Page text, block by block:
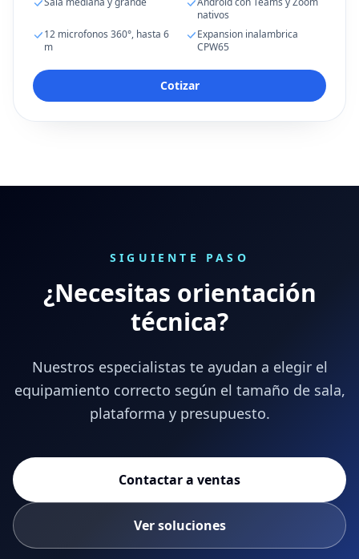
nativos
12 microfonos 360°, hasta 6
m
Expansion inalambrica
CPW65
Cotizar
SIGUIENTE PASO
¿Necesitas orientación
técnica?
Nuestros especialistas te ayudan a elegir el
equipamiento correcto según el tamaño de sala,
plataforma y presupuesto.
Contactar a ventas
Ver soluciones